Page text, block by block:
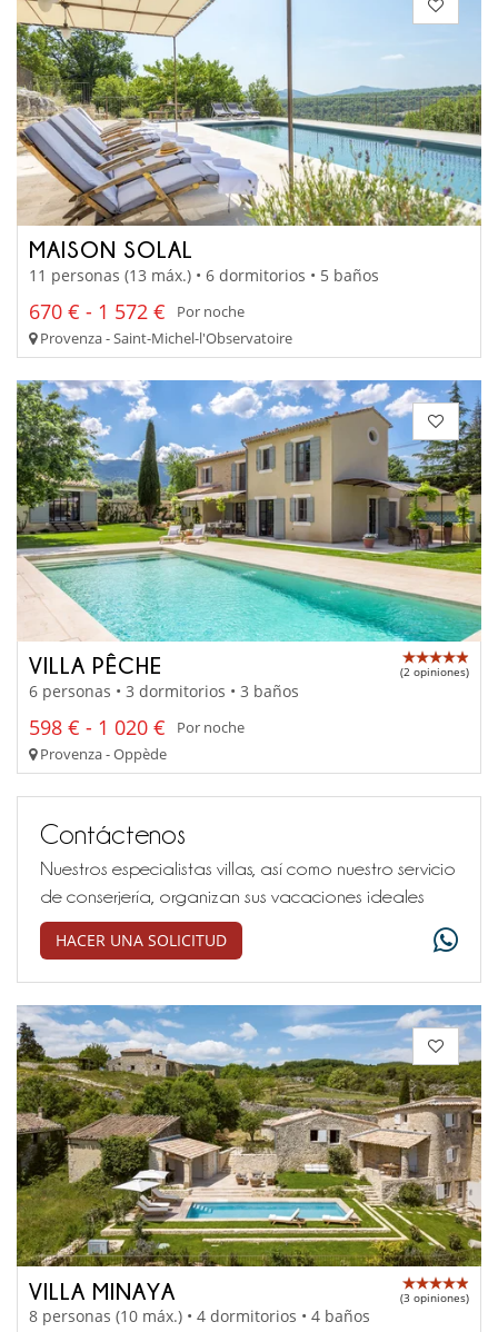
MAISON SOLAL
11 personas (13 máx.) • 6 dormitorios • 5 baños
670 € - 1 572 €
Por noche
Provenza - Saint-Michel-l'Observatoire
VILLA PÊCHE (2 opiniones)
6 personas • 3 dormitorios • 3 baños
598 € - 1 020 €
Por noche
Provenza - Oppède
Contáctenos
Nuestros especialistas villas, así como nuestro servicio
de conserjería, organizan sus vacaciones ideales
HACER UNA SOLICITUD
VILLA MINAYA (3 opiniones)
8 personas (10 máx.) • 4 dormitorios • 4 baños